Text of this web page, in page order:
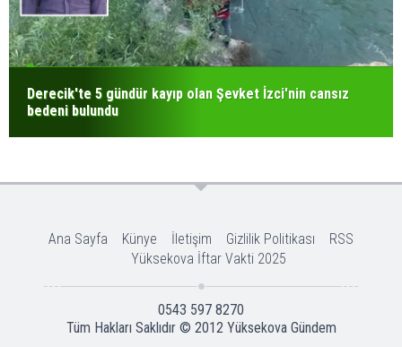
Derecik'te 5 gündür kayıp olan Şevket İzci'nin cansız
bedeni bulundu
Ana Sayfa Künye İletişim Gizlilik Politikası
RSS
Yüksekova İftar Vakti 2025
0543 597 8270
Tüm Hakları Saklıdır © 2012 Yüksekova Gündem